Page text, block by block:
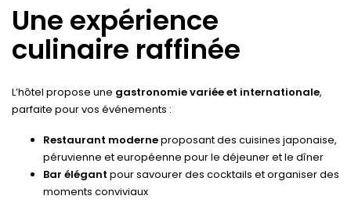
Une expérience
culinaire raffinée
L’hôtel propose une gastronomie variée et internationale,
parfaite pour vos événements :
Restaurant moderneproposant des cuisines japonaise,
péruvienne et européenne pour le déjeuner et le dîner
Bar élégant pour savourer des cocktails et organiser des
moments conviviaux